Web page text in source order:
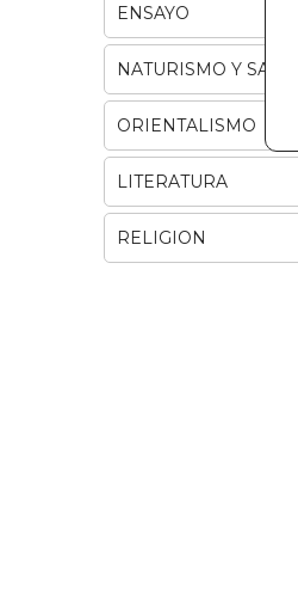
ENSAYO
NATURISMO Y SALUD
ORIENTALISMO
LITERATURA
RELIGION